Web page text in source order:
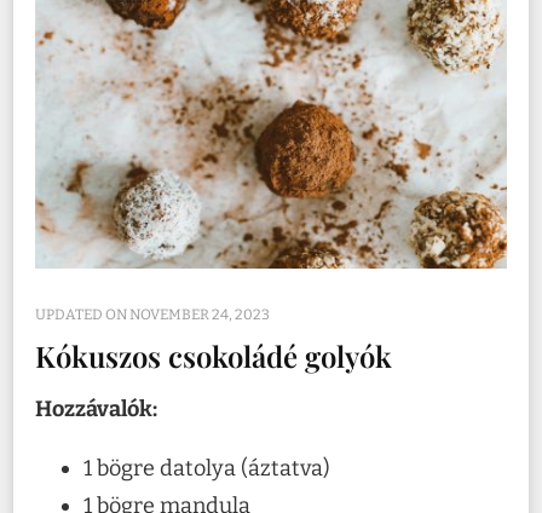
UPDATED ONNOVEMBER 24, 2023
Kókuszos csokoládé golyók
Hozzávalók:
1 bögre datolya (áztatva)
1 bögre mandula